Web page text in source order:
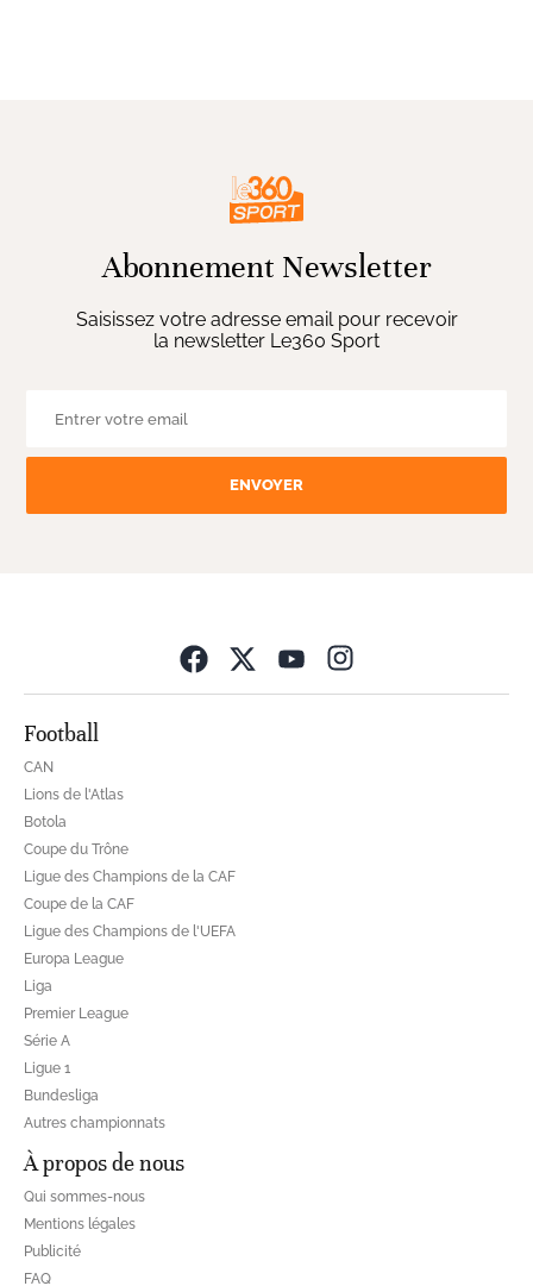
Abonnement Newsletter
Saisissez votre adresse email pour recevoir
la newsletter Le360 Sport
ENVOYER
Football
CAN
Lions de l'Atlas
Botola
Coupe du Trône
Ligue des Champions de la CAF
Coupe de la CAF
Ligue des Champions de l'UEFA
Europa League
Liga
Premier League
Série A
Ligue 1
Bundesliga
Autres championnats
À propos de nous
Qui sommes-nous
Mentions légales
Publicité
FAQ